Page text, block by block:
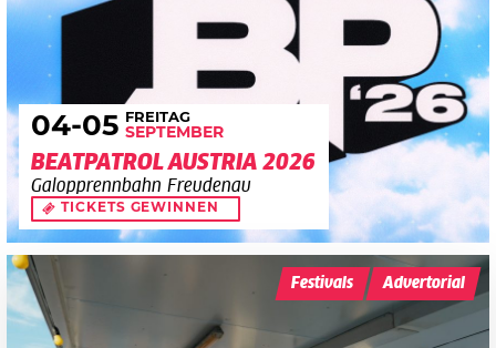
04-05 FREITAG
SEPTEMBER
BEATPATROL AUSTRIA 2026
Galopprennbahn Freudenau
TICKETS GEWINNEN
Festivals Advertorial